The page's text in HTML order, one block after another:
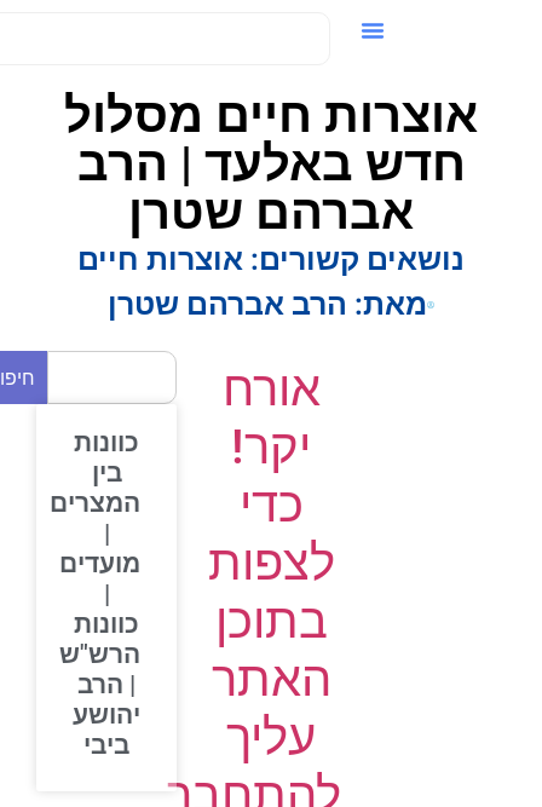
אוצרות חיים מסלול
חדש באלעד | הרב
אברהם שטרן
נושאים קשורים: אוצרות חיים
מאת:הרב אברהם שטרן
אורח
יקר!
כדי
לצפות
בתוכן
האתר
עליך
להתחבר
חיפוש
כוונות
בין
המצרים
מועדים
כוונות
הרש"ש
| הרב
יהושע
ביבי